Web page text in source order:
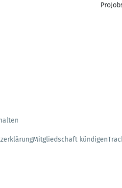
Mitgliedschaft kündigen